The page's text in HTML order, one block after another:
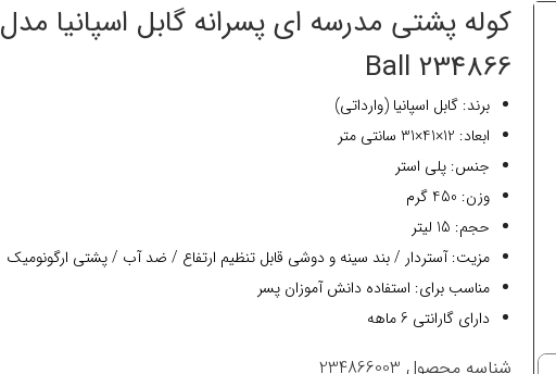
کوله پشتی مدرسه ای پسرانه گابل اسپانیا مدل
234866 Ball
برند: گابل اسپانیا (وارداتی)
ابعاد: 12×41×31 سانتی متر
جنس: پلی استر
وزن: 450 گرم
حجم: 15 لیتر
مزیت: آستردار / بند سینه و دوشی قابل تنظیم ارتفاع / ضد آب / پشتی ارگونومیک
مناسب برای: استفاده دانش آموزان پسر
دارای گارانتی 6 ماهه
شناسه محصول 234866003